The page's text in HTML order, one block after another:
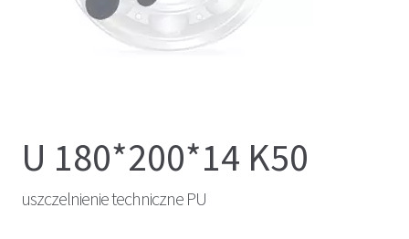
U 180*200*14 K50
uszczelnienie techniczne PU